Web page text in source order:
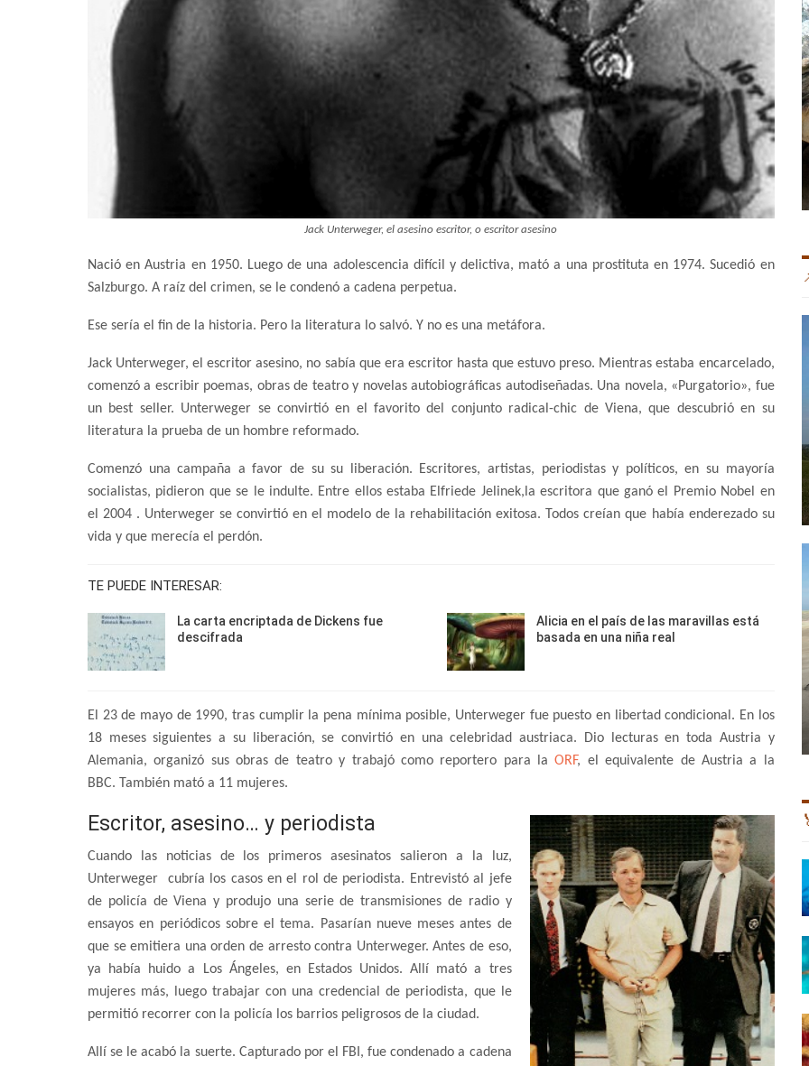
Jack Unterweger, el asesino escritor, o escritor asesino
Nació en Austria en 1950. Luego de una adolescencia difícil y delictiva, mató a una prostituta en 1974. Sucedió en
Salzburgo. A raíz del crimen, se le condenó a cadena perpetua.
Ese sería el fin de la historia. Pero la literatura lo salvó. Y no es una metáfora.
Jack Unterweger, el escritor asesino, no sabía que era escritor hasta que estuvo preso. Mientras estaba encarcelado,
comenzó a escribir poemas, obras de teatro y novelas autobiográficas autodiseñadas. Una novela, «Purgatorio», fue
un best seller. Unterweger se convirtió en el favorito del conjunto radical-chic de Viena, que descubrió en su
literatura la prueba de un hombre reformado.
Comenzó una campaña a favor de su su liberación. Escritores, artistas, periodistas y políticos, en su mayoría
socialistas, pidieron que se le indulte. Entre ellos estaba Elfriede Jelinek,la escritora que ganó el Premio Nobel en
el 2004 . Unterweger se convirtió en el modelo de la rehabilitación exitosa. Todos creían que había enderezado su
vida y que merecía el perdón.
TE PUEDE INTERESAR:
La carta encriptada de Dickens fue
descifrada
Alicia en el país de las maravillas está
basada en una niña real
El 23 de mayo de 1990, tras cumplir la pena mínima posible, Unterweger fue puesto en libertad condicional. En los
18 meses siguientes a su liberación, se convirtió en una celebridad austriaca. Dio lecturas en toda Austria y
Alemania, organizó sus obras de teatro y trabajó como reportero para laORF, el equivalente de Austria a la
BBC. También mató a 11 mujeres.
Escritor, asesino… y periodista
Cuando las noticias de los primeros asesinatos salieron a la luz,
Unterweger cubría los casos en el rol de periodista. Entrevistó al jefe
de policía de Viena y produjo una serie de transmisiones de radio y
ensayos en periódicos sobre el tema. Pasarían nueve meses antes de
que se emitiera una orden de arresto contra Unterweger. Antes de eso,
ya había huido a Los Ángeles, en Estados Unidos. Allí mató a tres
mujeres más, luego trabajar con una credencial de periodista, que le
permitió recorrer con la policía los barrios peligrosos de la ciudad.
Allí se le acabó la suerte. Capturado por el FBI, fue condenado a cadena